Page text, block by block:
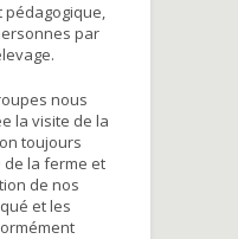
pédagogique,
par
nous
la visite de la
toujours
de la ferme et
de nos
et les